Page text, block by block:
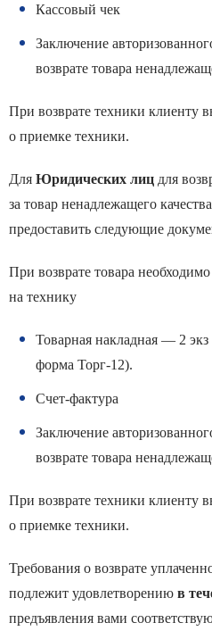
Кассовый чек
Заключение
возврате товара
При возврате техники клиенту
о приемке техники.
Для Юридических лиц для
за товар ненадлежащего
предоставить следующие
При возврате товара
на технику
Товарная накладная — 2 экз
форма Торг-12).
Счет-фактура
Заключение
возврате товара
При возврате техники клиенту
о приемке техники.
Требования о возврате
подлежит удовлетворению в
предъявления вами